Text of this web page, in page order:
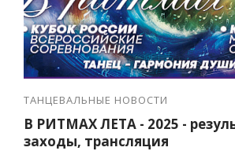
ТАНЦЕВАЛЬНЫЕ НОВОСТИ
В РИТМАХ ЛЕТА - 2025 -
заходы, трансляция